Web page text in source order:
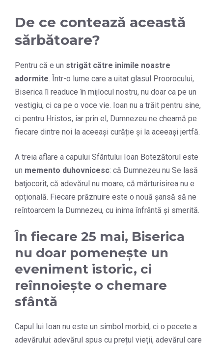
De ce contează această
sărbătoare?
Pentru că e un strigăt către inimile noastre
adormite . Într-o lume care a uitat glasul Proorocului,
Biserica îl readuce în mijlocul nostru, nu doar ca pe un
vestigiu, ci ca pe o voce vie. Ioan nu a trăit pentru sine,
ci pentru Hristos, iar prin el, Dumnezeu ne cheamă pe
fiecare dintre noi la aceeași curăție și la aceeași jertfă.
A treia aflare a capului Sfântului Ioan Botezătorul este
un memento duhovnicesc: că Dumnezeu nu Se lasă
batjocorit, că adevărul nu moare, că mărturisirea nu e
opțională. Fiecare prăznuire este o nouă șansă să ne
reîntoarcem la Dumnezeu, cu inima înfrântă și smerită.
În fiecare 25 mai, Biserica
nu doar pomenește un
eveniment istoric, ci
reînnoiește o chemare
sfântă
Capul lui Ioan nu este un simbol morbid, ci o pecete a
adevărului: adevărul spus cu prețul vieții, adevărul care